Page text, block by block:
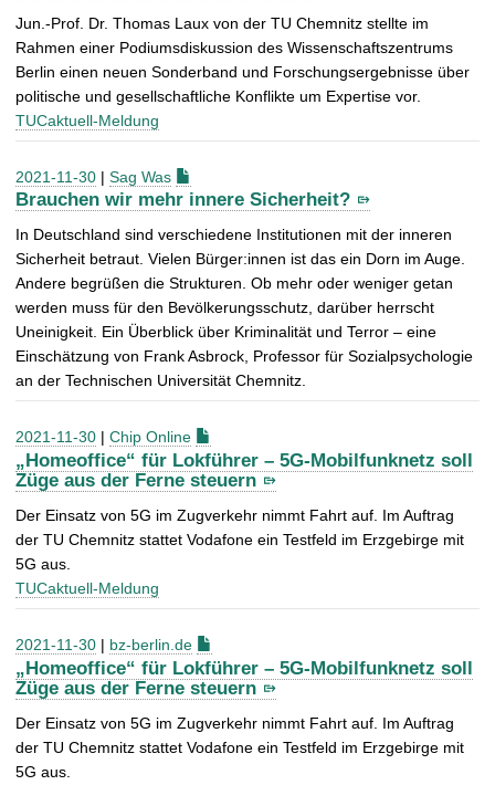
Jun.-Prof. Dr. Thomas Laux von der TU Chemnitz stellte im
Rahmen einer Podiumsdiskussion des Wissenschaftszentrums
Berlin einen neuen Sonderband und Forschungsergebnisse über
politische und gesellschaftliche Konflikte um Expertise vor.
TUCaktuell-Meldung
2021-11-30 | Sag Was
Brauchen wir mehr innere Sicherheit?
In Deutschland sind verschiedene Institutionen mit der inneren
Sicherheit betraut. Vielen Bürger:innen ist das ein Dorn im Auge.
Andere begrüßen die Strukturen. Ob mehr oder weniger getan
werden muss für den Bevölkerungsschutz, darüber herrscht
Uneinigkeit. Ein Überblick über Kriminalität und Terror – eine
Einschätzung von Frank Asbrock, Professor für Sozialpsychologie
an der Technischen Universität Chemnitz.
2021-11-30 | Chip Online
„Homeoffice“ für Lokführer – 5G-Mobilfunknetz soll
Züge aus der Ferne steuern
Der Einsatz von 5G im Zugverkehr nimmt Fahrt auf. Im Auftrag
der TU Chemnitz stattet Vodafone ein Testfeld im Erzgebirge mit
5G aus.
TUCaktuell-Meldung
2021-11-30 | bz-berlin.de
„Homeoffice“ für Lokführer – 5G-Mobilfunknetz soll
Züge aus der Ferne steuern
Der Einsatz von 5G im Zugverkehr nimmt Fahrt auf. Im Auftrag
der TU Chemnitz stattet Vodafone ein Testfeld im Erzgebirge mit
5G aus.